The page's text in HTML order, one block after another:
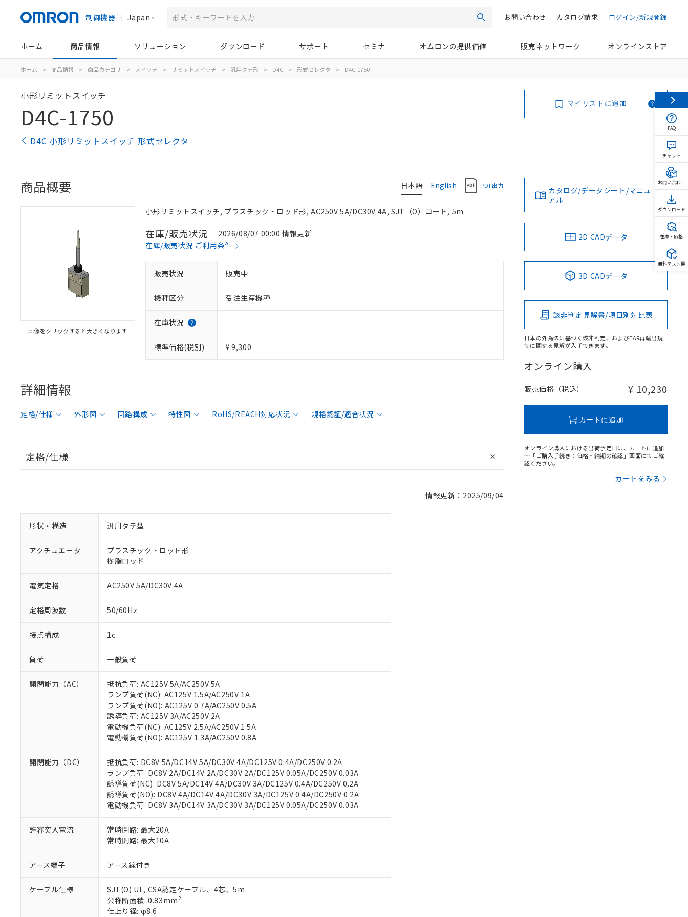
制御機器 Japan 検索 ログイン/新規登録
カタログ請求
お問い合わせ
ホーム 商品情報 ソリューション ダウンロード サポート セミナ オムロンの提供価値 販売ネットワーク オンラインストア
ホーム > 商品情報 > 商品カテゴリ > スイッチ > リミットスイッチ > 汎用タテ形 > D4C > 形式セレクタ > D4C-1750
小形リミットスイッチ
D4C-1750
D4C 小形リミットスイッチ 形式セレクタ
マイリストに追加
日本語 English PDF出力
商品概要
画像をクリックすると大きくなります
小形リミットスイッチ, プラスチック・ロッド形, AC250V 5A/DC30V 4A, SJT（O）コード, 5m
在庫/販売状況
2026/08/07 00:00 情報更新
在庫/販売状況 ご利用条件
販売状況 販売中
機種区分 受注生産機種
在庫状況
標準価格(税別) ¥ 9,300
詳細情報
定格/仕様 外形図 回路構成 特性図 RoHS/REACH対応状況 規格認証/適合状況
定格/仕様
情報更新：2025/09/04
形状・構造 汎用タテ型
アクチュエータ
プラスチック・ロッド形
樹脂ロッド
電気定格 AC250V 5A/DC30V 4A
定格周波数 50/60Hz
接点構成 1c
負荷 一般負荷
開閉能力（AC）
抵抗負荷: AC125V 5A/AC250V 5A
ランプ負荷(NC): AC125V 1.5A/AC250V 1A
ランプ負荷(NO): AC125V 0.7A/AC250V 0.5A
誘導負荷: AC125V 3A/AC250V 2A
電動機負荷(NC): AC125V 2.5A/AC250V 1.5A
電動機負荷(NO): AC125V 1.3A/AC250V 0.8A
開閉能力（DC）
抵抗負荷: DC8V 5A/DC14V 5A/DC30V 4A/DC125V 0.4A/DC250V 0.2A
ランプ負荷: DC8V 2A/DC14V 2A/DC30V 2A/DC125V 0.05A/DC250V 0.03A
誘導負荷(NC): DC8V 5A/DC14V 4A/DC30V 3A/DC125V 0.4A/DC250V 0.2A
誘導負荷(NO): DC8V 4A/DC14V 4A/DC30V 3A/DC125V 0.4A/DC250V 0.2A
電動機負荷: DC8V 3A/DC14V 3A/DC30V 3A/DC125V 0.05A/DC250V 0.03A
許容突入電流
常時閉路: 最大20A
常時開路: 最大10A
アース端子 アース線付き
ケーブル仕様
SJT(O) UL, CSA認定ケーブル、4芯、5m
公称断面積: 0.83mm2
仕上り径: φ8.6
カタログ/データシート/マニュ
アル
2D CADデータ
3D CADデータ
該非判定見解書/項目別対比表
日本の外為法に基づく該非判定、およびEAR再輸出規
制に関する見解が入手できます。
オンライン購入
販売価格（税込） ¥ 10,230
カートに追加
オンライン購入における出荷予定日は、カートに追加
～「ご購入手続き：価格・納期の確認」画面にてご確
認ください。
カートをみる
ご利用条件
以下の条件をお読みいただき、同意のうえご利用ください。
本サービスは、当社制御機器事業取扱商品の当社在庫状況および標準価格(税抜)を提供させていただ
※1 対応状況
対応済み：EU RoHS指令（10物質）の非含有に対応した製品が提供可能な商品です。
対応予定：EU RoHS指令（10物質）の非含有に対応した製品に切り替える予定のある商品です。
対応予定なし：EU RoHS指令（10物質）の非含有に非対応の商品で、対応品を出す予定はありません。
調査・確認中：EU RoHS指令（10物質）の非含有の対応状況を調査中または確認中の商品です。
非該当品：ライセンス料など無形物で、有害物質有無と関係のない商品です。
*EU RoHS指令（10物質）：
鉛(Pb) 1000ppm以下、 水銀(Hg) 1000ppm以下、 カドミウム(Cd) 100ppm以下、
「○」：最大均質材料含有率が中国RoHSの基準値以下であることを示します。
「×」：最大均質材料含有率が中国RoHSの基準値を超えていることを示します。
「－」：未確認です。当社販売部門へお問い合わせください。
当社は、これら貴社製品のうち、外国為替および外国貿易法に定める商品（以下｢規制貨物等」とい
FAQ
チャット
お問い合わせ
ダウンロード
在庫・価格
無料テスト機